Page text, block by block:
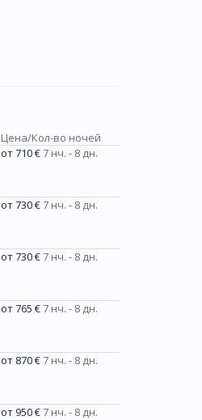
Цена/Кол-во ночей
от 710 €7 нч. - 8 дн.
от 730 €7 нч. - 8 дн.
от 730 €7 нч. - 8 дн.
от 765 €7 нч. - 8 дн.
от 870 €7 нч. - 8 дн.
от 950 €7 нч. - 8 дн.